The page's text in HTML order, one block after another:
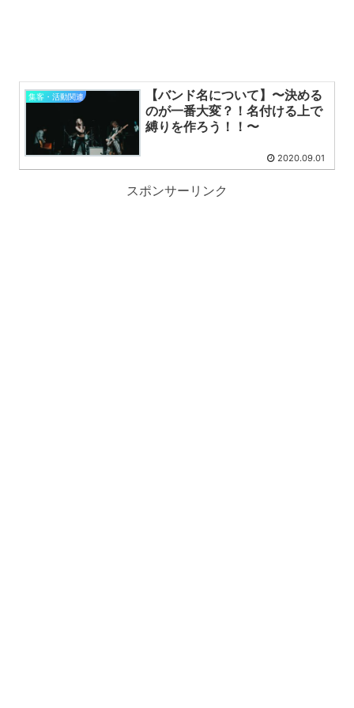
集客・活動関連
【バンド名について】〜決める
のが一番大変？！名付ける上で
縛りを作ろう！！〜
2020.09.01
スポンサーリンク